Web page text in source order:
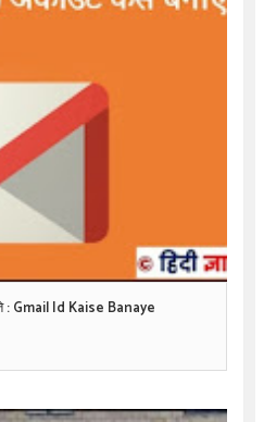
: Gmail Id Kaise Banaye